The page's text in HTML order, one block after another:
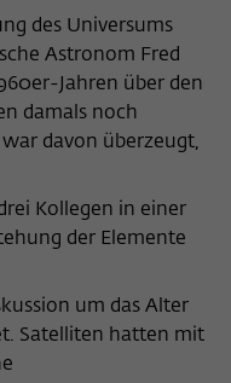
des Universums
Astronom Fred
Jahren über den
damals noch
davon überzeugt,
Kollegen in einer
der Elemente
um das Alter
Satelliten hatten mit